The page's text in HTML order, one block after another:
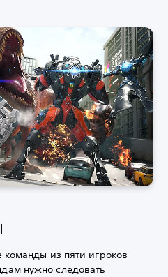
из пяти игроков
нужно следовать